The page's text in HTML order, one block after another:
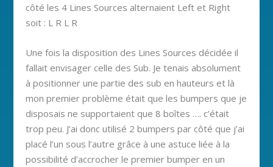
côté les 4 Lines Sources alternaient Left et Right
soit : L R L R
Une fois la disposition des Lines Sources décidée il
fallait envisager celle des Sub. Je tenais absolument
à positionner une partie des sub en hauteurs et là
mon premier problème était que les bumpers que je
disposais ne supportaient que 8 boîtes …. c’était
trop peu. J’ai donc utilisé 2 bumpers par côté que j’ai
placé l’un sous l’autre grâce à une astuce liée à la
possibilité d’accrocher le premier bumper en un